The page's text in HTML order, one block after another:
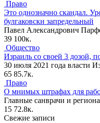
Право
Это однозначно скандал.
булгаковски запредельный
Павел Александрович
39 100к.
Общество
Израиль со своей 3 дозой,
30 июля 2021 года власти
65 85.7к.
Право
О мнимых штрафах для
Главные санврачи и
15 72.8к.
Свежие записи